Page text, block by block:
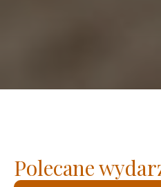
Polecane